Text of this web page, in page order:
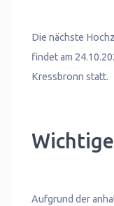
Die nächste
findet am
Kressbronn statt.
Aufgrund der